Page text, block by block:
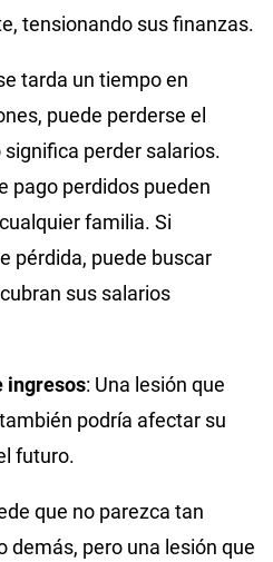
tensionando sus finanzas.
tarda un tiempo en
puede perderse el
perder salarios.
pago perdidos pueden
familia. Si
pérdida, puede buscar
sus salarios
ingresos: Una lesión que
podría afectar su
futuro.
que no parezca tan
demás, pero una lesión que